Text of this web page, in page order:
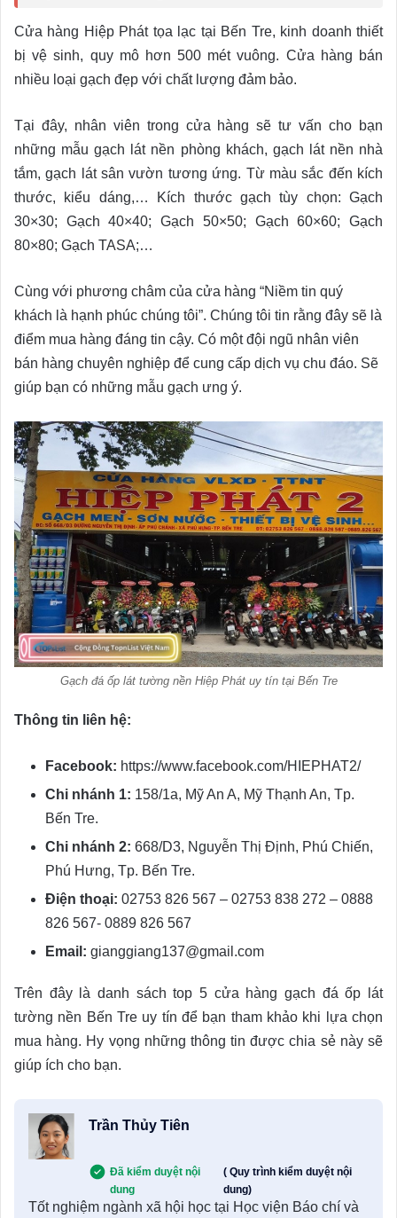
Cửa hàng Hiệp Phát tọa lạc tại Bến Tre, kinh doanh thiết
bị vệ sinh, quy mô hơn 500 mét vuông. Cửa hàng bán
nhiều loại gạch đẹp với chất lượng đảm bảo.
Tại đây, nhân viên trong cửa hàng sẽ tư vấn cho bạn
những mẫu gạch lát nền phòng khách, gạch lát nền nhà
tắm, gạch lát sân vườn tương ứng. Từ màu sắc đến kích
thước, kiểu dáng,… Kích thước gạch tùy chọn: Gạch
30×30; Gạch 40×40; Gạch 50×50; Gạch 60×60; Gạch
80×80; Gạch TASA;…
Cùng với phương châm của cửa hàng “Niềm tin quý
khách là hạnh phúc chúng tôi”. Chúng tôi tin rằng đây sẽ là
điểm mua hàng đáng tin cậy. Có một đội ngũ nhân viên
bán hàng chuyên nghiệp để cung cấp dịch vụ chu đáo. Sẽ
giúp bạn có những mẫu gạch ưng ý.
Gạch đá ốp lát tường nền Hiệp Phát uy tín tại Bến Tre
Thông tin liên hệ:
Facebook: https://www.facebook.com/HIEPHAT2/
Chi nhánh 1: 158/1a, Mỹ An A, Mỹ Thạnh An, Tp.
Bến Tre.
Chi nhánh 2: 668/D3, Nguyễn Thị Định, Phú Chiến,
Phú Hưng, Tp. Bến Tre.
Điện thoại: 02753 826 567 – 02753 838 272 – 0888
826 567- 0889 826 567
Email: gianggiang137@gmail.com
Trên đây là danh sách top 5 cửa hàng gạch đá ốp lát
tường nền Bến Tre uy tín để bạn tham khảo khi lựa chọn
mua hàng. Hy vọng những thông tin được chia sẻ này sẽ
giúp ích cho bạn.
Trần Thủy Tiên
Đã kiểm duyệt nội
dung
( Quy trình kiểm duyệt nội
dung)
Tốt nghiệm ngành xã hội học tại Học viện Báo chí và